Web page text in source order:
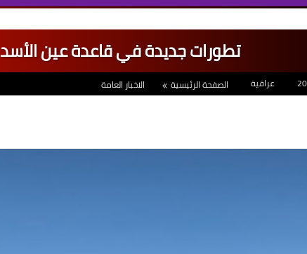
تطورات جديدة في قاعدة عين الأسد
عراقية الصفحة الرئيسية الاخبار العامة